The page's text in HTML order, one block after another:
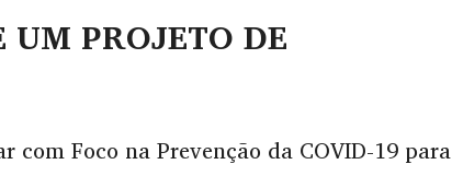
PROJETO DE
Foco na Prevenção da COVID-19 para